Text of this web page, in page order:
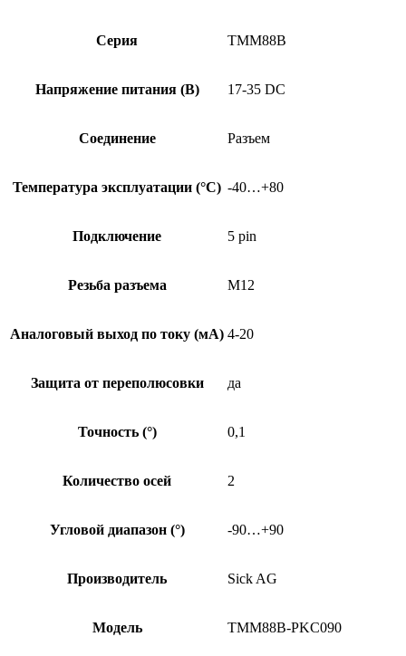
Серия TMM88B
Напряжение питания (В) 17-35 DC
Соединение Разъем
Температура эксплуатации (°C) -40…+80
Подключение 5 pin
Резьба разъема M12
Аналоговый выход по току (мА) 4-20
Защита от переполюсовки да
Точность (°) 0,1
Количество осей 2
Угловой диапазон (°) -90…+90
Производитель Sick AG
Модель TMM88B-PKC090